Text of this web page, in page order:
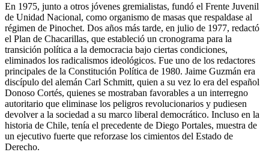
En 1975, junto a otros jóvenes gremialistas, fundó el Frente Juvenil
de Unidad Nacional, como organismo de masas que respaldase al
régimen de Pinochet. Dos años más tarde, en julio de 1977, redactó
el Plan de Chacarillas, que estableció un cronograma para la
transición política a la democracia bajo ciertas condiciones,
eliminados los radicalismos ideológicos. Fue uno de los redactores
principales de la Constitución Política de 1980. Jaime Guzmán era
discípulo del alemán Carl Schmitt, quien a su vez lo era del español
Donoso Cortés, quienes se mostraban favorables a un interregno
autoritario que eliminase los peligros revolucionarios y pudiesen
devolver a la sociedad a su marco liberal democrático. Incluso en la
historia de Chile, tenía el precedente de Diego Portales, muestra de
un ejecutivo fuerte que reforzase los cimientos del Estado de
Derecho.